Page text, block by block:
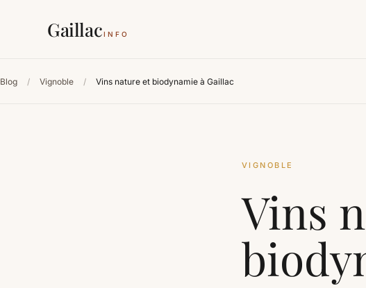
GaillacINFO
Blog / Vignoble / Vins nature et biodynamie à Gaillac
VIGNOBLE
Vins